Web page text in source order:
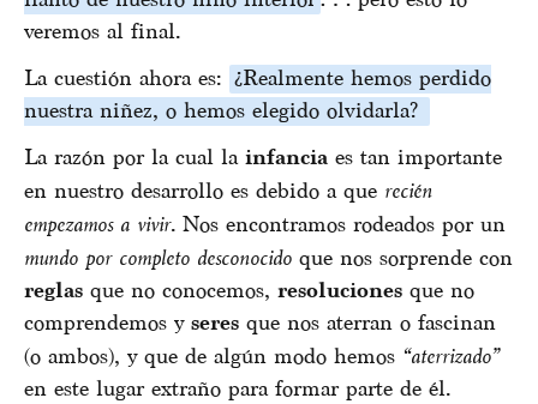
veremos al final.
La cuestión ahora es: ¿Realmente hemos perdido
nuestra niñez, o hemos elegido olvidarla?
La razón por la cual la infancia es tan importante
en nuestro desarrollo es debido a que recién
empezamos a vivir. Nos encontramos rodeados por un
mundo por completo desconocido que nos sorprende con
reglas que no conocemos, resoluciones que no
comprendemos y seres que nos aterran o fascinan
(o ambos), y que de algún modo hemos “aterrizado”
en este lugar extraño para formar parte de él.